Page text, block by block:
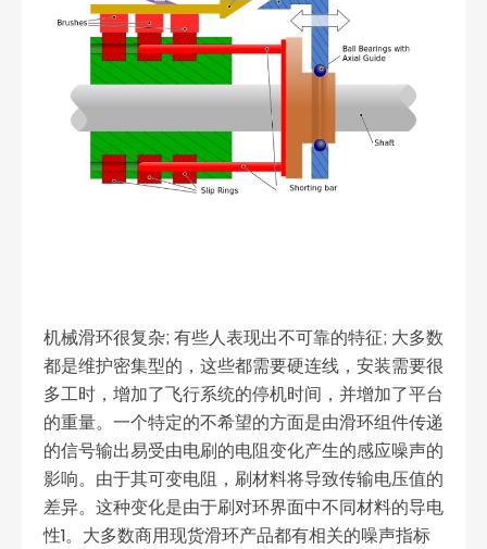
机械滑环很复杂; 有些人表现出不可靠的特征; 大多数
都是维护密集型的，这些都需要硬连线，安装需要很
多工时，增加了飞行系统的停机时间，并增加了平台
的重量。一个特定的不希望的方面是由滑环组件传递
的信号输出易受由电刷的电阻变化产生的感应噪声的
影响。由于其可变电阻，刷材料将导致传输电压值的
差异。这种变化是由于刷对环界面中不同材料的导电
性1。大多数商用现货滑环产品都有相关的噪声指标